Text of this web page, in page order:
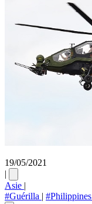
19/05/2021
|
Asie |
#Guérilla | #Philippines